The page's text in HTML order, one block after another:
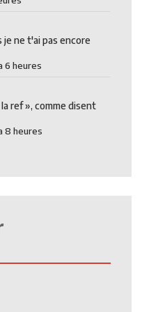
je ne t'ai pas encore
6 heures
la ref », comme disent
8 heures